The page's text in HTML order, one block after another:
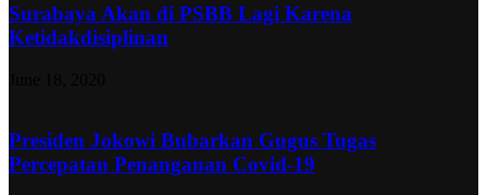
Surabaya Akan di PSBB Lagi Karena
Ketidakdisiplinan
Presiden Jokowi Bubarkan Gugus Tugas
Percepatan Penanganan Covid-19